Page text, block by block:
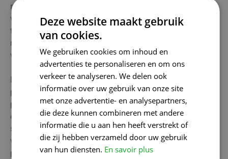
référencement comprend l'importance d'augmenter la
visibilité précisément dans votre région. Grâce à des
techniques de référencement local intelligentes, nous
nous assurons que votre entreprise est présente là où
votre public cible effectue des recherches.
Nous optimisons votre site web à l'aide de mots-clés
pertinents et répertorions votre entreprise sur les
principales plateformes locales. En outre, nous prenons
en charge la gestion de votre profil d'entreprise Google, de
sorte que toutes les données soient toujours à jour et que
vous soyez immédiatement remarqué par des clients
potentiels.
Deze website maakt gebruik
van cookies.
We gebruiken cookies om inhoud en
advertenties te personaliseren en om ons
verkeer te analyseren. We delen ook
informatie over uw gebruik van onze site
met onze advertentie- en analysepartners,
die deze kunnen combineren met andere
informatie die u aan hen heeft verstrekt of
die zij hebben verzameld door uw gebruik
van hun diensten. En savoir plus